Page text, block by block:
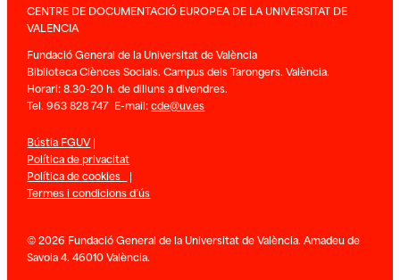
CENTRE DE DOCUMENTACIÓ EUROPEA DE LA UNIVERSITAT DE
VALENCIA
Fundació General de la Universitat de València
Biblioteca Ciènces Socials. Campus dels Tarongers. València.
Horari: 8.30-20 h. de dilluns a divendres.
Tel. 963 828 747 E-mail:cde@uv.es
Bústia FGUV|
Política de privacitat
Política de cookies |
Termes i condicions d’ús
© 2026 Fundació General de la Universitat de València. Amadeu de
Savoia 4. 46010 València.